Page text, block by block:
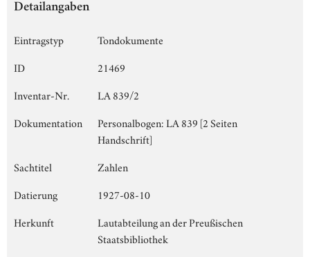
Detailangaben
Eintragstyp
Tondokumente
ID
21469
Inventar-Nr.
LA 839/2
Dokumentation
Personalbogen: LA 839 [2 Seiten
Handschrift]
Sachtitel
Zahlen
Datierung
1927-08-10
Herkunft
Lautabteilung an der Preußischen
Staatsbibliothek